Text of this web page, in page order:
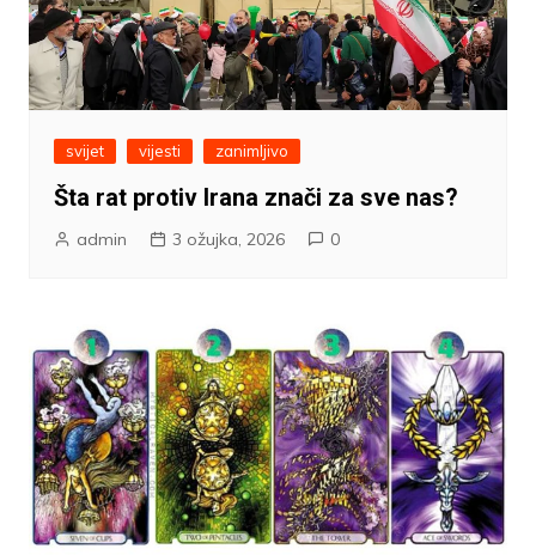
svijet vijesti zanimljivo
Šta rat protiv Irana znači za sve nas?
admin 3 ožujka, 2026 0